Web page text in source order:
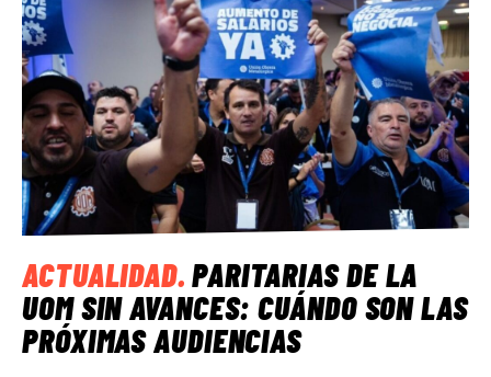
ACTUALIDAD.PARITARIAS DE LA
UOM SIN AVANCES: CUÁNDO SON LAS
PRÓXIMAS AUDIENCIAS